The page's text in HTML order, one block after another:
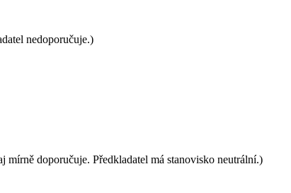
nedoporučuje.)
doporučuje. Předkladatel má stanovisko neutrální.)